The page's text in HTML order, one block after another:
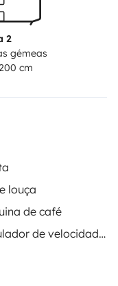
2
gémeas
cm
louça
de café
Regulador de velocidade / Cruise Control